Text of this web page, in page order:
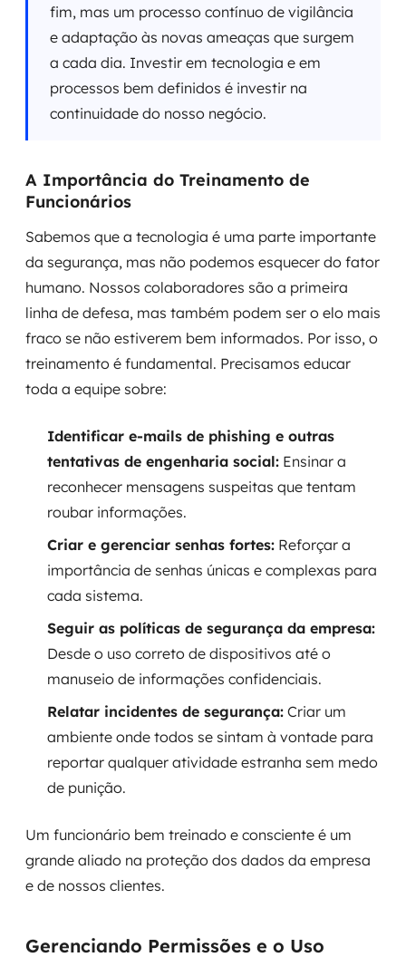
fim, mas um processo contínuo de vigilância
e adaptação às novas ameaças que surgem
a cada dia. Investir em tecnologia e em
processos bem definidos é investir na
continuidade do nosso negócio.
A Importância do Treinamento de
Funcionários
Sabemos que a tecnologia é uma parte importante
da segurança, mas não podemos esquecer do fator
humano. Nossos colaboradores são a primeira
linha de defesa, mas também podem ser o elo mais
fraco se não estiverem bem informados. Por isso, o
treinamento é fundamental. Precisamos educar
toda a equipe sobre:
Identificar e-mails de phishing e outras
tentativas de engenharia social: Ensinar a
reconhecer mensagens suspeitas que tentam
roubar informações.
Criar e gerenciar senhas fortes: Reforçar a
importância de senhas únicas e complexas para
cada sistema.
Seguir as políticas de segurança da empresa:
Desde o uso correto de dispositivos até o
manuseio de informações confidenciais.
Relatar incidentes de segurança: Criar um
ambiente onde todos se sintam à vontade para
reportar qualquer atividade estranha sem medo
de punição.
Um funcionário bem treinado e consciente é um
grande aliado na proteção dos dados da empresa
e de nossos clientes.
Gerenciando Permissões e o Uso